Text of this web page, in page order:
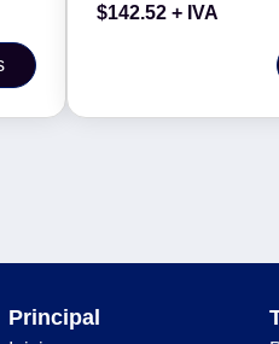
BROBOTIX 6006023
$142.52 + IVA
Principal